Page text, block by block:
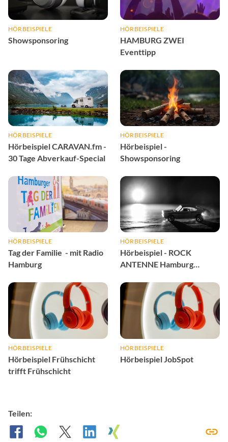
HÖRBEISPIELE
Showsponsoring
HÖRBEISPIELE
HAMBURG ZWEI
Eventtipp
HÖRBEISPIELE
Hörbeispiel CARAVAN.fm -
30 Tage Abverkauf-Special
HÖRBEISPIELE
Hörbeispiel -
Showsponsoring
HÖRBEISPIELE
Tag der Familie - mit Radio
Hamburg
HÖRBEISPIELE
Hörbeispiel - ROCK
ANTENNE Hamburg
HÖRBEISPIELE
Hörbeispiel Frühschicht
trifft Frühschicht
HÖRBEISPIELE
Hörbeispiel JobSpot
Teilen: